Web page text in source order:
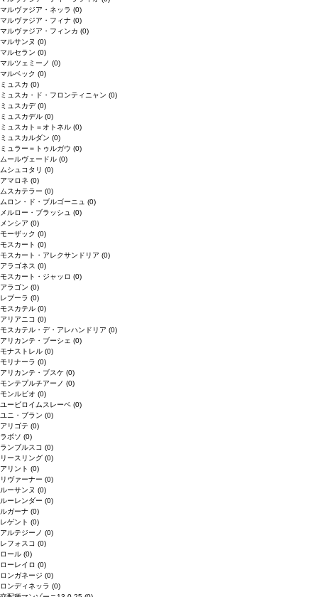
マルヴァジア・ネッラ (0)
マルヴァジア・フィナ (0)
マルヴァジア・フィンカ (0)
マルサンヌ (0)
マルセラン (0)
マルツェミーノ (0)
マルベック (0)
ミュスカ (0)
ミュスカ・ド・フロンティニャン (0)
ミュスカデ(0)
ミュスカデル (0)
ミュスカト＝オトネル (0)
ミュスカルダン (0)
ミュラー＝トゥルガウ (0)
ムールヴェードル (0)
ムシュコタリ (0)
アマロネ (0)
ムスカテラー (0)
ムロン・ド・ブルゴーニュ (0)
メルロー・ブラッシュ (0)
メンシア (0)
モーザック (0)
モスカート (0)
モスカート・アレクサンドリア (0)
アラゴネス (0)
モスカート・ジャッロ (0)
アラゴン (0)
レブーラ (0)
モスカテル (0)
アリアニコ (0)
モスカテル・デ・アレハンドリア (0)
アリカンテ・ブーシェ (0)
モナストレル (0)
モリナーラ (0)
アリカンテ・ブスケ (0)
モンテプルチアーノ (0)
モンルビオ (0)
ユービロイムスレーベ (0)
ユニ・ブラン (0)
アリゴテ (0)
ラボソ (0)
ランブルスコ (0)
リースリング (0)
アリント (0)
リヴァーナー (0)
ルーサンヌ (0)
ルーレンダー (0)
ルガーナ (0)
レゲント (0)
アルテジーノ (0)
レフォスコ (0)
ロール (0)
ローレイロ (0)
ロンガネージ (0)
ロンディネッラ (0)